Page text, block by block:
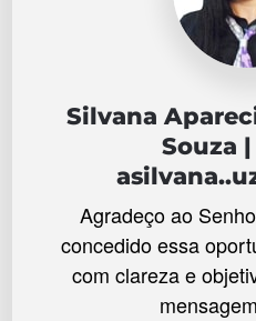
Silvana
Souza
Agradeço ao
concedido essa
com clareza e